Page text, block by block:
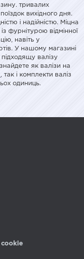
тривалих
вихідного дня.
і надійністю. Міцна
фурнітурою відмінної
навіть у
У нашому магазині
валізу
як валізи на
, так і комплекти валіз
одиниць.
cookie